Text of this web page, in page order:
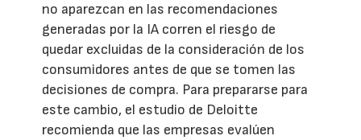
no aparezcan en las recomendaciones
generadas por la IA corren el riesgo de
quedar excluidas de la consideración de los
consumidores antes de que se tomen las
decisiones de compra. Para prepararse para
este cambio, el estudio de Deloitte
recomienda que las empresas evalúen